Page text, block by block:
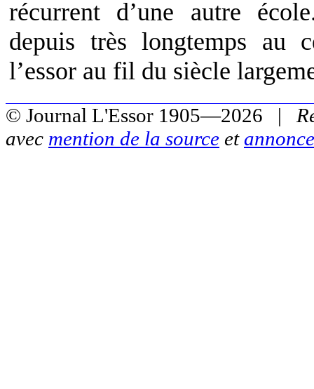
récurrent d’une autre
depuis très longtemps au
l’essor au fil du siècle
© Journal L'Essor 1905—2026 |
avec mention de la source et